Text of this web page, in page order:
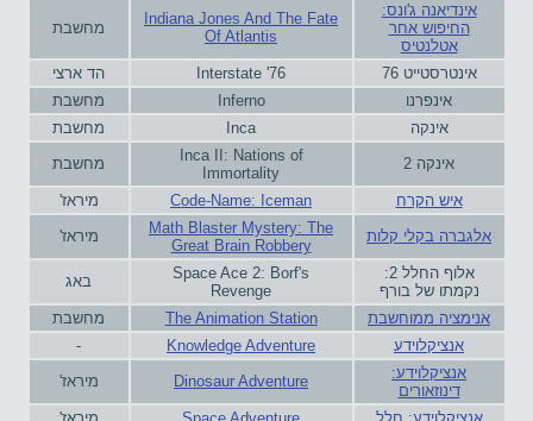
אינדיאנה ג'ונס:
החיפוש אחר
אטלנטיס
Indiana Jones And The Fate
Of Atlantis
מחשבת
אינטרסטייט 76 Interstate '76
הד ארצי
אינפרנו
Inferno
מחשבת
אינקה
Inca
מחשבת
אינקה 2
Inca II: Nations of
Immortality
מחשבת
איש הקרח Code-Name: Iceman
מיראז'
אלגברה בקלי קלות
Math Blaster Mystery: The
Great Brain Robbery
מיראז'
אלוף החלל 2:
נקמתו של בורף
Space Ace 2: Borf's
Revenge
באג
אנימציה ממוחשבת The Animation Station
מחשבת
אנציקלוידע
Knowledge Adventure
-
אנציקלוידע:
דינוזאורים
Dinosaur Adventure מיראז'